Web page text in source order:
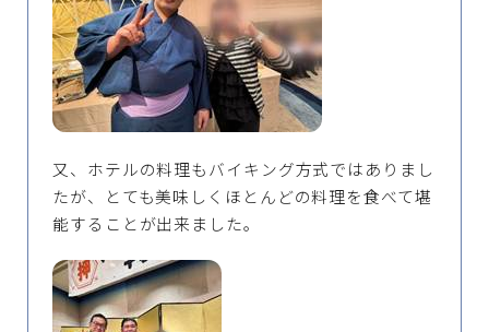
又、ホテルの料理もバイキング方式ではありまし
たが、とても美味しくほとんどの料理を食べて堪
能することが出来ました。